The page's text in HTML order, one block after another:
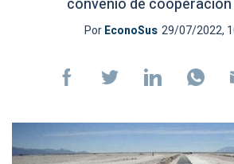
convenio de
PorEconoSus 29/07/2022,